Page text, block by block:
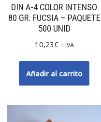
DIN A-4 COLOR INTENSO
80 GR. FUCSIA – PAQUETE
500 UNID
10,23€ + IVA
Añadir al carrito